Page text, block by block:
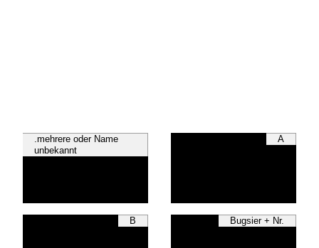
.mehrere oder Name
unbekannt
A
B Bugsier + Nr.